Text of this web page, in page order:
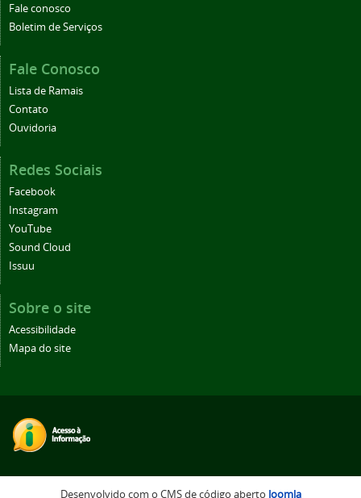
Fale conosco
Boletim de Serviços
Fale Conosco
Lista de Ramais
Contato
Ouvidoria
Redes Sociais
Facebook
Instagram
YouTube
Sound Cloud
Issuu
Sobre o site
Acessibilidade
Mapa do site
Desenvolvido com o CMS de código aberto Joomla